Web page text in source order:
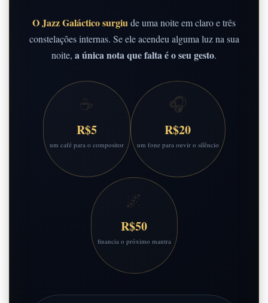
O Jazz Galáctico surgiude uma noite em claro e três
constelações internas. Se ele acendeu alguma luz na sua
noite, a única nota que falta é o seu gesto.
☕
R$5
um café para o compositor
🎧
R$20
um fone para ouvir o silêncio
🌌
R$50
financia o próximo mantra